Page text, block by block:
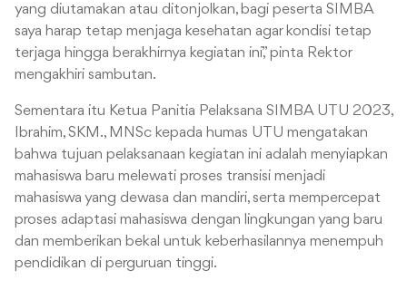
yang diutamakan atau ditonjolkan, bagi peserta SIMBA
saya harap tetap menjaga kesehatan agar kondisi tetap
terjaga hingga berakhirnya kegiatan ini,” pinta Rektor
mengakhiri sambutan.
Sementara itu Ketua Panitia Pelaksana SIMBA UTU 2023,
Ibrahim, SKM., MNSc kepada humas UTU mengatakan
bahwa tujuan pelaksanaan kegiatan ini adalah menyiapkan
mahasiswa baru melewati proses transisi menjadi
mahasiswa yang dewasa dan mandiri, serta mempercepat
proses adaptasi mahasiswa dengan lingkungan yang baru
dan memberikan bekal untuk keberhasilannya menempuh
pendidikan di perguruan tinggi.